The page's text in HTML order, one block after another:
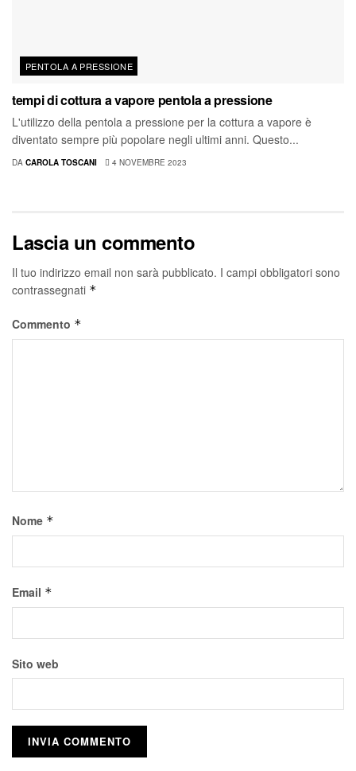
PENTOLA A PRESSIONE
tempi di cottura a vapore pentola a pressione
L'utilizzo della pentola a pressione per la cottura a vapore è
diventato sempre più popolare negli ultimi anni. Questo...
DA CAROLA TOSCANI 4 NOVEMBRE 2023
Lascia un commento
Il tuo indirizzo email non sarà pubblicato. I campi obbligatori sono
contrassegnati *
Commento *
Nome *
Email *
Sito web